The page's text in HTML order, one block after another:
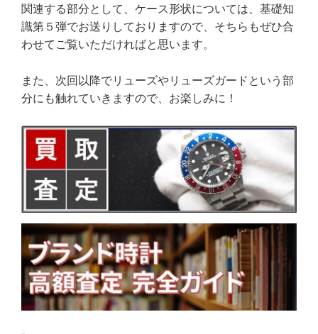
関連する部分として、ケース形状については、基礎知
識第５弾でお送りしておりますので、そちらもぜひ合
わせてご覧いただければと思います。
また、次回以降でリューズやリューズガードという部
分にも触れていきますので、お楽しみに！